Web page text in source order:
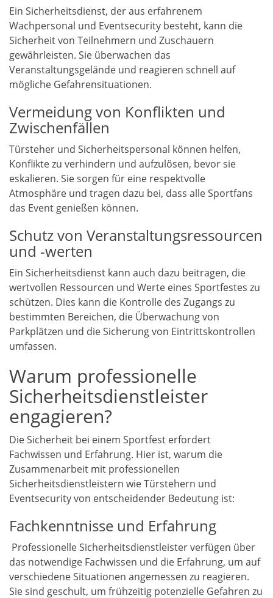
Ein Sicherheitsdienst, der aus erfahrenem
Wachpersonal und Eventsecurity besteht, kann die
Sicherheit von Teilnehmern und Zuschauern
gewährleisten. Sie überwachen das
Veranstaltungsgelände und reagieren schnell auf
mögliche Gefahrensituationen.
Vermeidung von Konflikten und
Zwischenfällen
Türsteher und Sicherheitspersonal können helfen,
Konflikte zu verhindern und aufzulösen, bevor sie
eskalieren. Sie sorgen für eine respektvolle
Atmosphäre und tragen dazu bei, dass alle Sportfans
das Event genießen können.
Schutz von Veranstaltungsressourcen
und -werten
Ein Sicherheitsdienst kann auch dazu beitragen, die
wertvollen Ressourcen und Werte eines Sportfestes zu
schützen. Dies kann die Kontrolle des Zugangs zu
bestimmten Bereichen, die Überwachung von
Parkplätzen und die Sicherung von Eintrittskontrollen
umfassen.
Warum professionelle
Sicherheitsdienstleister
engagieren?
Die Sicherheit bei einem Sportfest erfordert
Fachwissen und Erfahrung. Hier ist, warum die
Zusammenarbeit mit professionellen
Sicherheitsdienstleistern wie Türstehern und
Eventsecurity von entscheidender Bedeutung ist:
Fachkenntnisse und Erfahrung
Professionelle Sicherheitsdienstleister verfügen über
das notwendige Fachwissen und die Erfahrung, um auf
verschiedene Situationen angemessen zu reagieren.
Sie sind geschult, um frühzeitig potenzielle Gefahren zu